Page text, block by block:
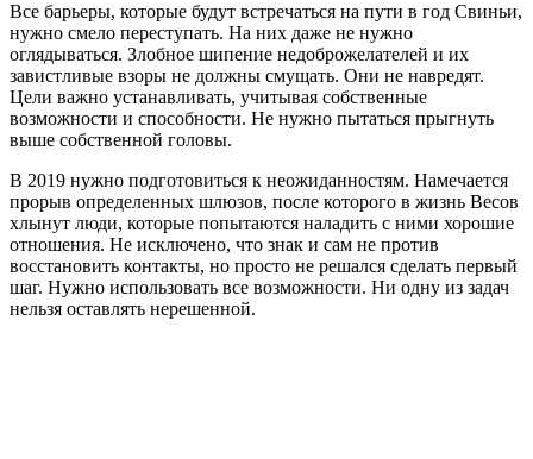
Все барьеры, которые будут встречаться на пути в год Свиньи,
нужно смело переступать. На них даже не нужно
оглядываться. Злобное шипение недоброжелателей и их
завистливые взоры не должны смущать. Они не навредят.
Цели важно устанавливать, учитывая собственные
возможности и способности. Не нужно пытаться прыгнуть
выше собственной головы.
В 2019 нужно подготовиться к неожиданностям. Намечается
прорыв определенных шлюзов, после которого в жизнь Весов
хлынут люди, которые попытаются наладить с ними хорошие
отношения. Не исключено, что знак и сам не против
восстановить контакты, но просто не решался сделать первый
шаг. Нужно использовать все возможности. Ни одну из задач
нельзя оставлять нерешенной.